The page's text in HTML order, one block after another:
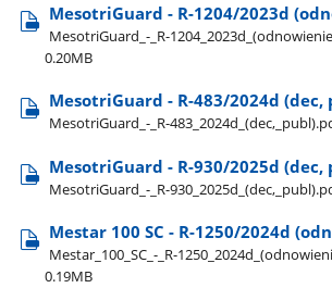
MesotriGuard - R-1204/2023d
MesotriGuard​_-​_R-
0.20MB
MesotriGuard - R-483/2024d (dec,
MesotriGuard​_-​_R-
MesotriGuard - R-930/2025d (dec,
MesotriGuard​_-​_R-
Mestar 100 SC - R-1250/2024d
Mestar​_100​_SC​_-​_R-
0.19MB